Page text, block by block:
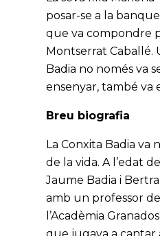
posar-se a la
que va compondre
Montserrat Caballé.
Badia no només va
ensenyar, també va
Breu biografia
La Conxita Badia va
de la vida. A l’edat
Jaume Badia i
amb un professor
l’Acadèmia